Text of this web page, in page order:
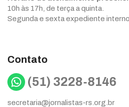
10h às 17h, de terça a quinta.
Segunda e sexta expediente interno.
Contato
WhatsApp
(51) 3228-8146
secretaria@jornalistas-rs.org.br